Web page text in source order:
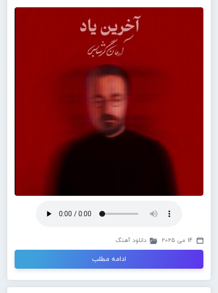
14 می 2025 دانلود آهنگ
ادامه مطلب